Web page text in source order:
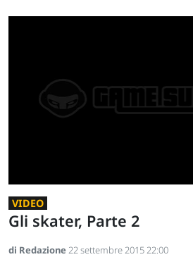
VIDEO
Gli skater, Parte 2
di Redazione22 settembre 2015 22:00